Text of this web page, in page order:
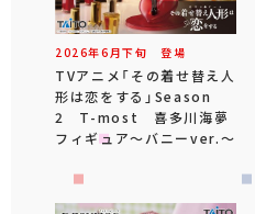
2026年6 月下旬 登場
TVアニメ「その着せ替え人
形は恋をする」Season
2 T-most 喜多川海夢
フィギュア～バニーver.～